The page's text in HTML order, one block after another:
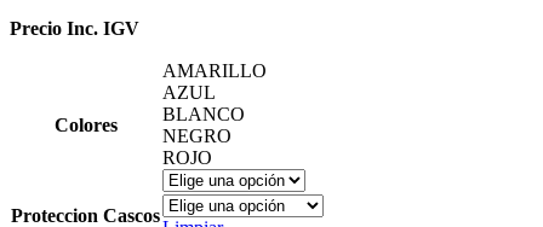
Precio Inc. IGV
Colores
AMARILLO
AZUL
BLANCO
NEGRO
ROJO
Proteccion Cascos